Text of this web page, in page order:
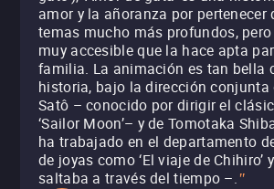
amor y la añoranza por pertenecer
temas mucho más profundos,
muy accesible que la hace apta
familia. La animación es tan bella
historia, bajo la dirección conjunta
Satô – conocido por dirigir el
‘Sailor Moon’– y de Tomotaka
ha trabajado en el departamento
de joyas como ‘El viaje de Chihiro’
saltaba a través del tiempo –."